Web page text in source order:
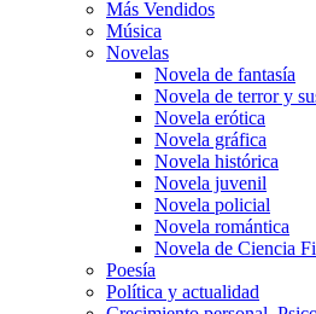
Más Vendidos
Música
Novelas
Novela de fantasía
Novela de terror y
Novela erótica
Novela gráfica
Novela histórica
Novela juvenil
Novela policial
Novela romántica
Novela de Ciencia
Poesía
Política y actualidad